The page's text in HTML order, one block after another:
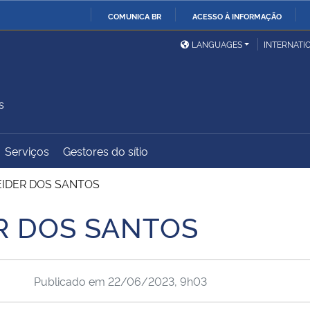
COMUNICA BR ACESSO À INFORMAÇÃO
Ministério da Defesa
Ministério das Relações
Exteriores
Ministério do
Desenvolvimento Regional
Advocacia-Geral da União Banco Central do Brasil
LANGUAGES
Serviços Gestores do sítio
DOS SANTOS
DOS SANTOS
Publicado em 22/06/2023, 9h03